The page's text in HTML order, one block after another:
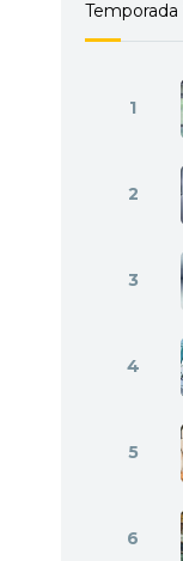
Temporada
1
2
3
4
5
6